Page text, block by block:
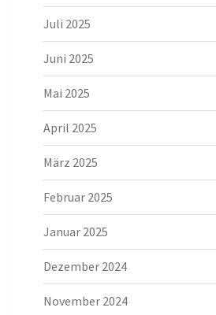
Juli 2025
Juni 2025
Mai 2025
April 2025
März 2025
Februar 2025
Januar 2025
Dezember 2024
November 2024